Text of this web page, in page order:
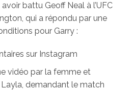
battu Geoff Neal à l’UFC
qui a répondu par une
pour Garry :
sur Instagram
vidéo par la femme et
demandant le match